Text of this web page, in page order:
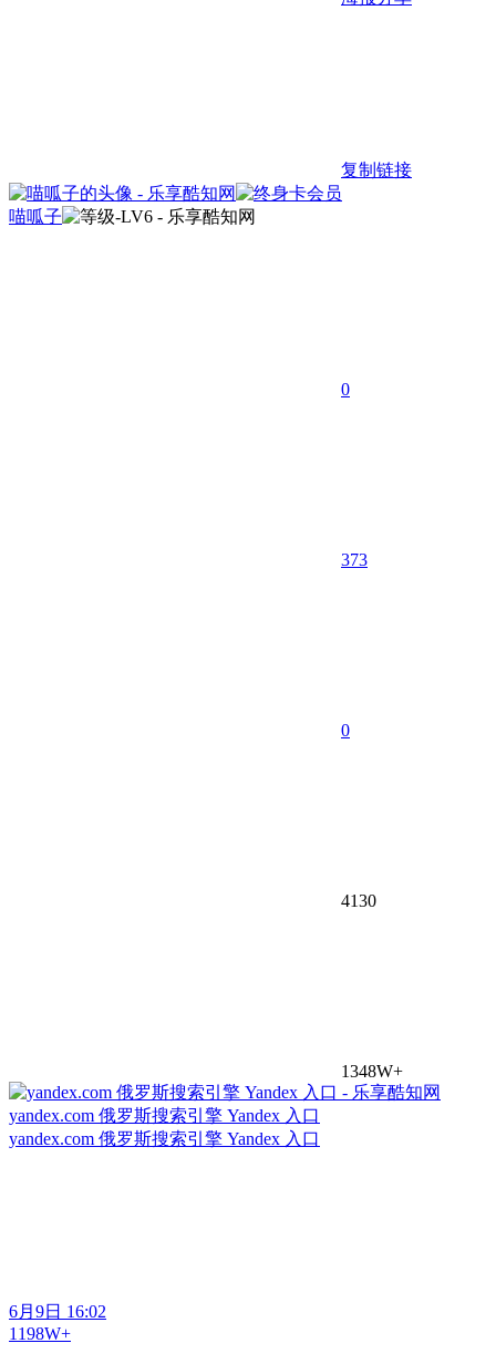
复制链接
喵呱子
0
373
0
4130
1348W+
yandex.com 俄罗斯搜索引擎 Yandex 入口
yandex.com 俄罗斯搜索引擎 Yandex 入口
6月9日 16:02
1198W+